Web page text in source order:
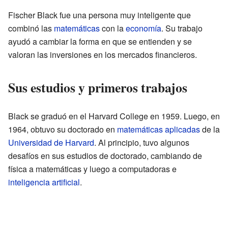
Fischer Black fue una persona muy inteligente que
combinó las matemáticascon laeconomía. Su trabajo
ayudó a cambiar la forma en que se entienden y se
valoran las inversiones en los mercados financieros.
Sus estudios y primeros trabajos
Black se graduó en el Harvard College en 1959. Luego, en
1964, obtuvo su doctorado en matemáticas aplicadasde la
Universidad de Harvard. Al principio, tuvo algunos
desafíos en sus estudios de doctorado, cambiando de
física a matemáticas y luego a computadoras e
inteligencia artificial.